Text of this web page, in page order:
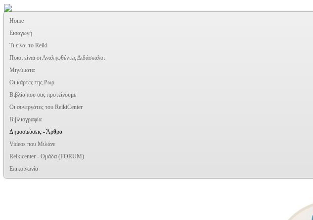
Home
Εισαγωγή
Τι είναι το Reiki
Ποιοι είναι οι Αναληφθέντες Διδάσκαλοι
Μηνύματα
Οι κάρτες της Ρωρ
Βιβλία που σας προτείνουμε
Oι συνεργάτες του ReikiCenter
Βιβλιογραφία
Δημοσιεύσεις - Άρθρα
Videos που Μιλάνε
Reikicenter - Ομάδα (FORUM)
Επικοινωνία